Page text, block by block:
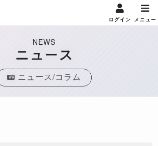
ログイン メニュー
NEWS
ニュース
ニュース/コラム